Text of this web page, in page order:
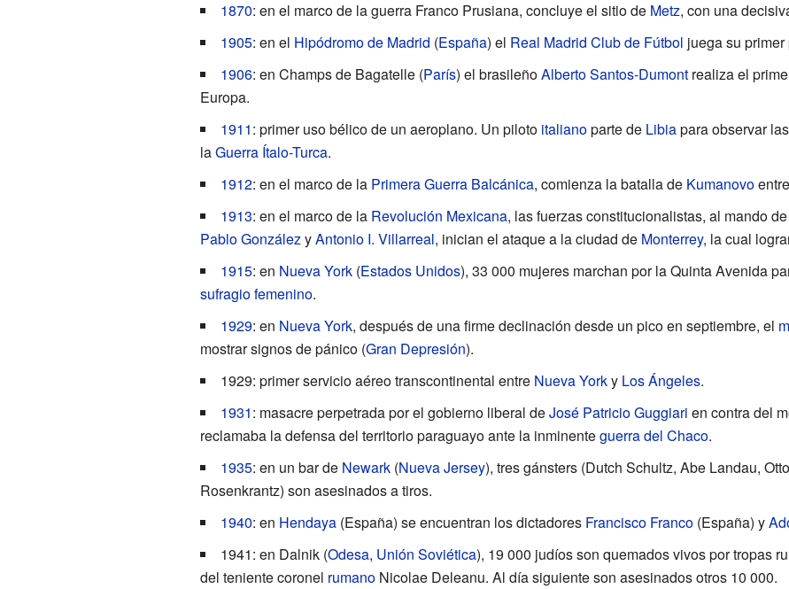
1870: en el marco de la guerra Franco Prusiana, concluye el sitio de Metz, con una
1905: en el Hipódromo de Madrid (España) el Real Madrid Club de Fútbol juega su
1906: en Champs de Bagatelle(París) el brasileñoAlberto Santos-Dumontrealiza el
Europa.
1911: primer uso bélico de un aeroplano. Un piloto italianoparte de Libiapara observar
laGuerra Ítalo-Turca.
1912: en el marco de la Primera Guerra Balcánica, comienza la batalla de Kumanovoentre
1913: en el marco de la Revolución Mexicana, las fuerzas constitucionalistas, al mando
Pablo González yAntonio I. Villarreal, inician el ataque a la ciudad de Monterrey, la cual
1915: en Nueva York(Estados Unidos), 33 000 mujeres marchan por la Quinta Avenida
sufragio femenino.
1929: en Nueva York, después de una firme declinación desde un pico en septiembre, el
mostrar signos de pánico (Gran Depresión).
1929: primer servicio aéreo transcontinental entre Nueva Yorky Los Ángeles.
1931: masacre perpetrada por el gobierno liberal deJosé Patricio Guggiari en contra del
reclamaba la defensa del territorio paraguayo ante la inminenteguerra del Chaco.
1935: en un bar de Newark(Nueva Jersey), tres gánsters (Dutch Schultz, Abe Landau,
Rosenkrantz) son asesinados a tiros.
1940: en Hendaya(España) se encuentran los dictadores Francisco Franco(España) y
1941: en Dalnik(Odesa, Unión Soviética), 19 000 judíos son quemados vivos por tropas
del teniente coronel rumano Nicolae Deleanu. Al día siguiente son asesinados otros 10 000.